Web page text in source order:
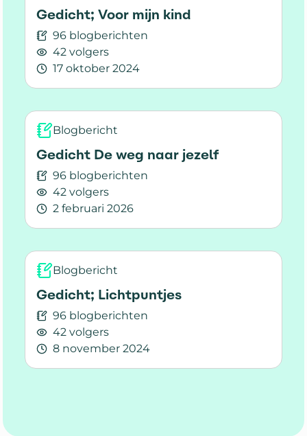
Gedicht; Voor mijn kind
96 blogberichten
42 volgers
17 oktober 2024
Lees meer over Gedicht; Voor mijn kind
Blogbericht
Gedicht De weg naar jezelf
96 blogberichten
42 volgers
2 februari 2026
Lees meer over Gedicht De weg naar jezelf
Blogbericht
Gedicht; Lichtpuntjes
96 blogberichten
42 volgers
8 november 2024
Lees meer over Gedicht; Lichtpuntjes